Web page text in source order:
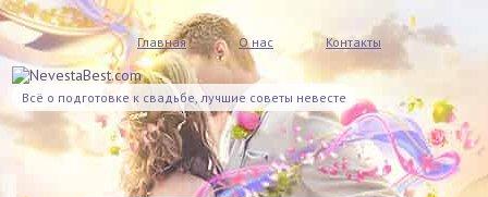
Главная О нас Контакты
Всё о подготовке к свадьбе, лучшие советы невесте